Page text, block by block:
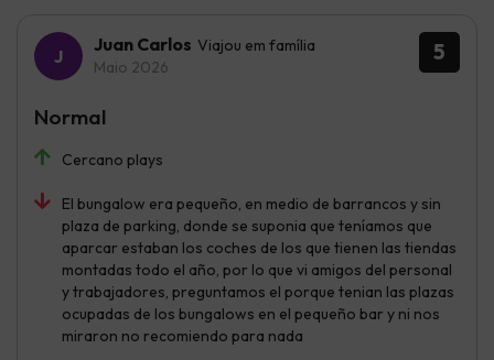
5
Juan Carlos Viajou em família
Maio 2026
Cercano plays
El bungalow era pequeño, en medio de barrancos y sin
plaza de parking, donde se suponia que teníamos que
aparcar estaban los coches de los que tienen las tiendas
montadas todo el año, por lo que vi amigos del personal
y trabajadores, preguntamos el porque tenian las plazas
ocupadas de los bungalows en el pequeño bar y ni nos
miraron no recomiendo para nada
Normal